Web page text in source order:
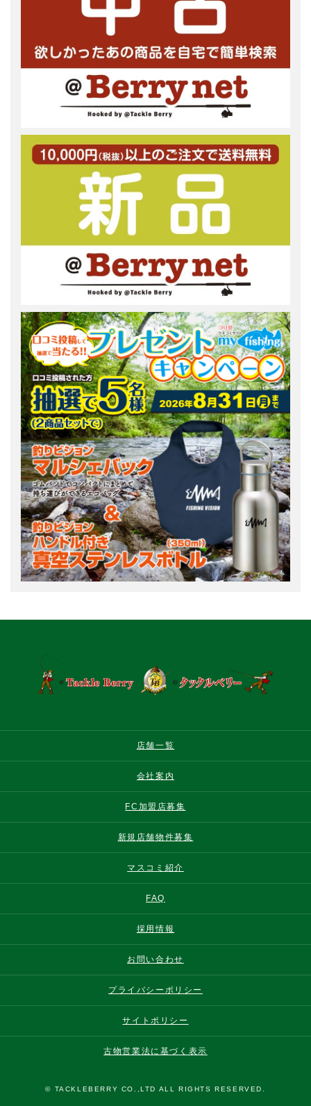
店舗一覧
会社案内
FC加盟店募集
新規店舗物件募集
マスコミ紹介
FAQ
採用情報
お問い合わせ
プライバシーポリシー
サイトポリシー
古物営業法に基づく表示
© TACKLEBERRY CO.,LTD ALL RIGHTS RESERVED.